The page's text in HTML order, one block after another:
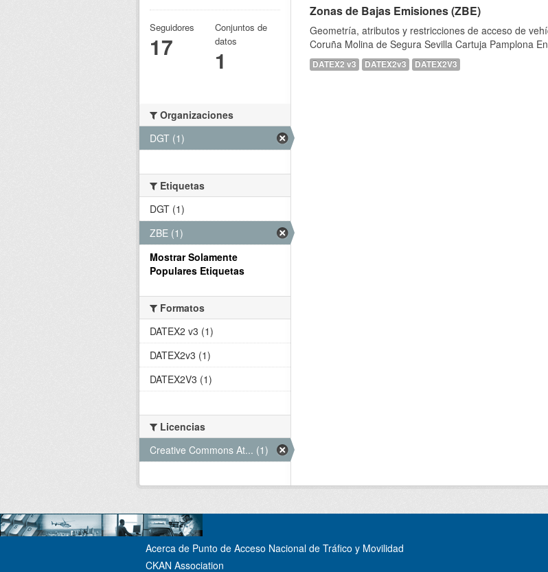
Zonas de Bajas Emisiones (ZBE)
Geometría, atributos y restricciones de acceso de
Coruña Molina de Segura Sevilla Cartuja Pamplona
DATEX2 v3 DATEX2v3 DATEX2V3
Seguidores
17
Conjuntos de
datos
1
Organizaciones
DGT (1)
Etiquetas
DGT (1)
ZBE (1)
Mostrar Solamente
Populares Etiquetas
Formatos
DATEX2 v3 (1)
DATEX2v3 (1)
DATEX2V3 (1)
Licencias
Creative Commons At... (1)
Acerca de Punto de Acceso Nacional de Tráfico y Movilidad
CKAN Association